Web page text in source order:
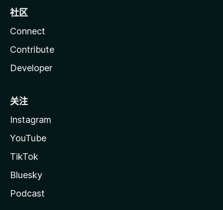
社区
Connect
Contribute
Developer
关注
Instagram
YouTube
TikTok
Bluesky
Podcast